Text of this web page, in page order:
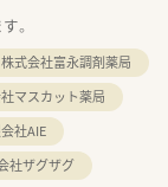
。
株式会社富永調剤薬局
マスカット薬局
社AIE
社ザグザグ